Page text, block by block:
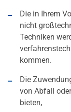
Die in Ihrem
nicht
Techniken
kommen.
Die
von Abfall
bieten,